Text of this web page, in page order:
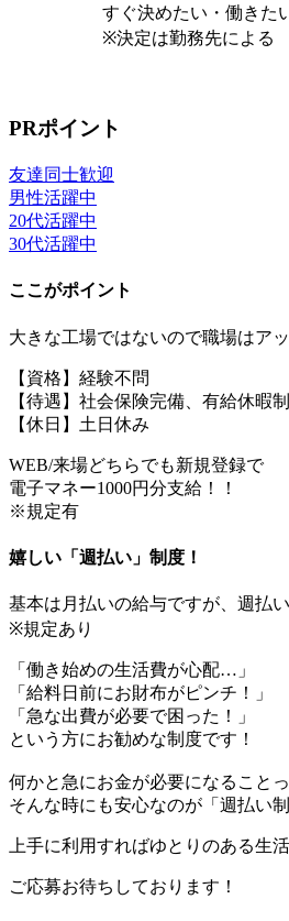
すぐ決めたい・働きた
※決定は勤務先による
PRポイント
友達同士歓迎
男性活躍中
20代活躍中
30代活躍中
ここがポイント
大きな工場ではないので職場はア
【資格】経験不問
【待遇】社会保険完備、有給休
【休日】土日休み
WEB/来場どちらでも新規登録で
電子マネー1000円分支給！！
※規定有
嬉しい「週払い」制度！
基本は月払いの給与ですが、週払
※規定あり
「働き始めの生活費が心配…」
「給料日前にお財布がピンチ！」
「急な出費が必要で困った！」
という方にお勧めな制度です！
何かと急にお金が必要になること
そんな時にも安心なのが「週払い
上手に利用すればゆとりのある生
ご応募お待ちしております！